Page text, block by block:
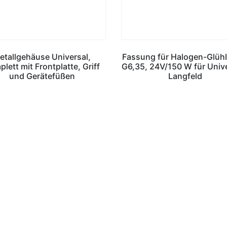
Universal,
mit Frontplatte, Griff
und Gerätefüßen
Fassung für Halogen-
G6,35, 24V/150 W für
Langfeld